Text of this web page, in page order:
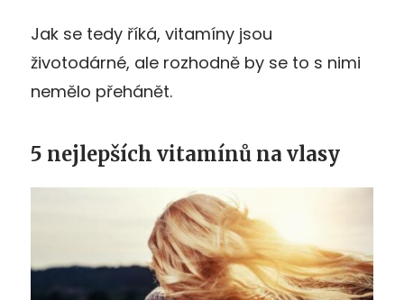
Jak se tedy říká, vitamíny jsou
životodárné, ale rozhodně by se to s nimi
nemělo přehánět.
5 nejlepších vitamínů na vlasy